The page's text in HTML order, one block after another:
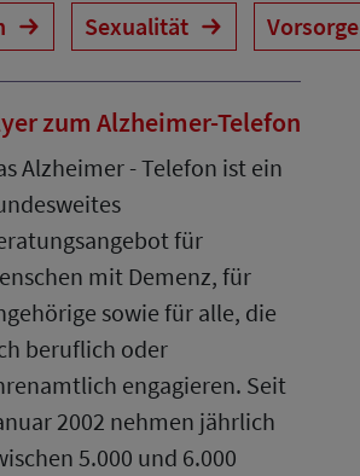
Sexualität Vorsorge
zum Alzheimer-Telefon
Alzheimer - Telefon ist ein
für
mit Demenz, für
sowie für alle, die
beruflich oder
engagieren. Seit
2002 nehmen jährlich
5.000 und 6.000